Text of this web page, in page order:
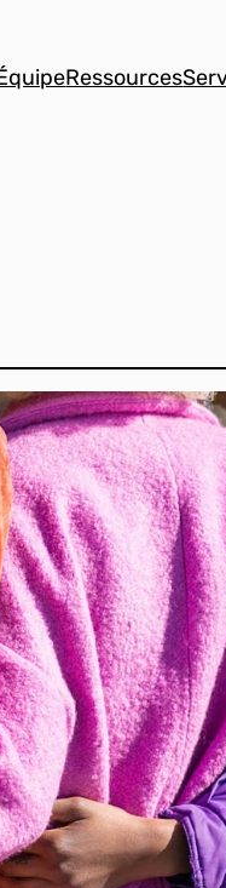
Ressources